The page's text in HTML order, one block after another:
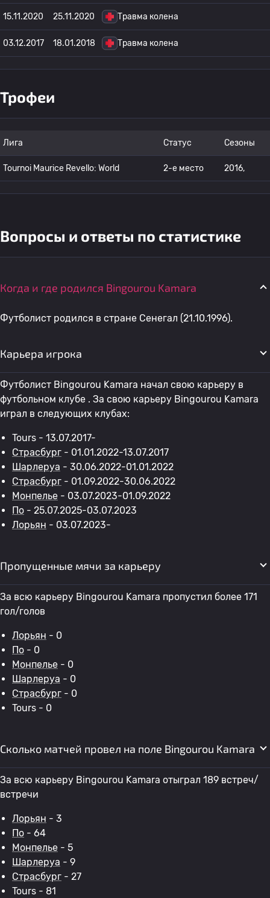
15.11.2020 25.11.2020 Травма колена
03.12.2017 18.01.2018 Травма колена
Трофеи
Лига Статус Сезоны
Tournoi Maurice Revello: World 2-е место 2016,
Вопросы и ответы по статистике
Когда и где родился Bingourou Kamara
Футболист родился в стране Сенегал (21.10.1996).
Карьера игрока
Футболист Bingourou Kamara начал свою карьеру в
футбольном клубе . За свою карьеру Bingourou Kamara
играл в следующих клубах:
Tours - 13.07.2017-
Страсбург - 01.01.2022-13.07.2017
Шарлеруа - 30.06.2022-01.01.2022
Страсбург - 01.09.2022-30.06.2022
Монпелье - 03.07.2023-01.09.2022
По - 25.07.2025-03.07.2023
Лорьян - 03.07.2023-
Пропущенные мячи за карьеру
За всю карьеру Bingourou Kamara пропустил более 171
гол/голов
Лорьян - 0
По - 0
Монпелье - 0
Шарлеруа - 0
Страсбург - 0
Tours - 0
Сколько матчей провел на поле Bingourou Kamara
За всю карьеру Bingourou Kamara отыграл 189 встреч/
встречи
Лорьян - 3
По - 64
Монпелье - 5
Шарлеруа - 9
Страсбург - 27
Tours - 81